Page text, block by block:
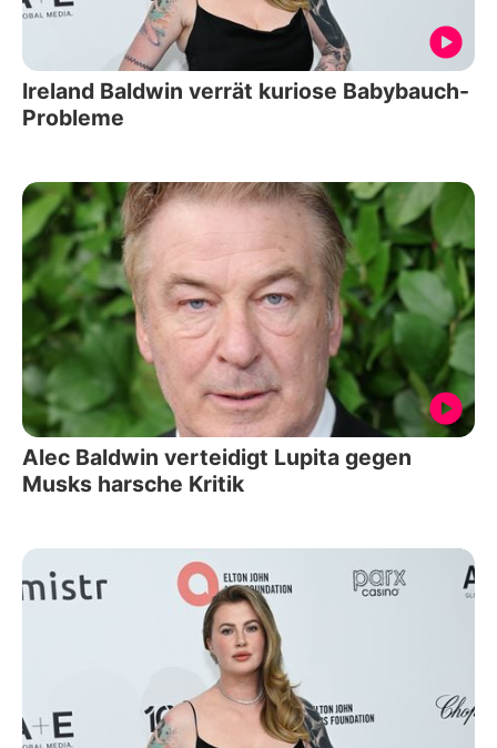
Ireland Baldwin verrät kuriose Babybauch-
Probleme
Alec Baldwin verteidigt Lupita gegen
Musks harsche Kritik